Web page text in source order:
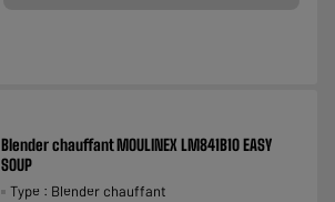
Blender chauffant MOULINEX LM841B10 EASY
SOUP
Type : Blender chauffant